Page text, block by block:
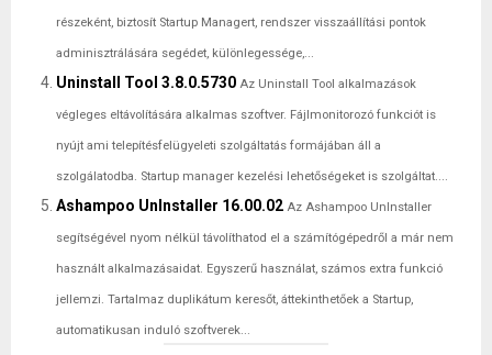
részeként, biztosít Startup Managert, rendszer visszaállítási pontok
adminisztrálására segédet, különlegessége,...
Uninstall Tool 3.8.0.5730 Az Uninstall Tool alkalmazások
végleges eltávolítására alkalmas szoftver. Fájlmonitorozó funkciót is
nyújt ami telepítésfelügyeleti szolgáltatás formájában áll a
szolgálatodba. Startup manager kezelési lehetőségeket is szolgáltat....
Ashampoo UnInstaller 16.00.02 Az Ashampoo UnInstaller
segítségével nyom nélkül távolíthatod el a számítógépedről a már nem
használt alkalmazásaidat. Egyszerű használat, számos extra funkció
jellemzi. Tartalmaz duplikátum keresőt, áttekinthetőek a Startup,
automatikusan induló szoftverek...